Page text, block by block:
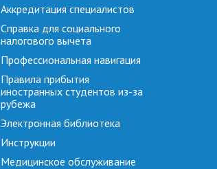
Аккредитация специалистов
Справка для социального
налогового вычета
Профессиональная навигация
Правила прибытия
иностранных студентов из-за
рубежа
Электронная библиотека
Инструкции
Медицинское обслуживание